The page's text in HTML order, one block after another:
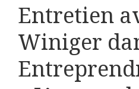
Entretien
Winiger